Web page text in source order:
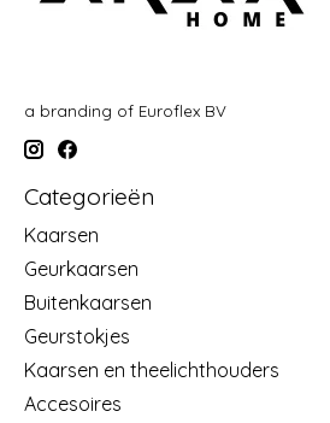
a branding of Euroflex BV
Categorieën
Kaarsen
Geurkaarsen
Buitenkaarsen
Geurstokjes
Kaarsen en theelichthouders
Accesoires